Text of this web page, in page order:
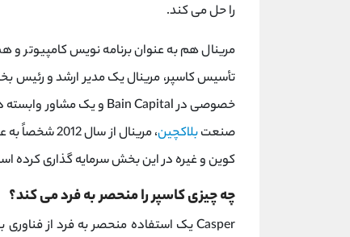
را حل می کند.
مرینال هم به عنوان برنامه نویس کامپیوتر و
تأسیس کاسپر، مرینال یک مدیر ارشد و رئیس
صنعتبلاکچین
، مرینال از
کوین و غیره در این بخش سرمایه گذاری کرده
چه چیزی کاسپر را منحصر به فرد می کند؟
Casper یک استفاده منحصر به فرد از فناوری بلاکچین و روش اجماع